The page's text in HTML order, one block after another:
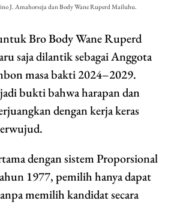
J. Amahorseja dan Body Wane Ruperd Mailuhu.
Bro Body Wane Ruperd
saja dilantik sebagai Anggota
masa bakti 2024–2029.
bukti bahwa harapan dan
dengan kerja keras
dengan sistem Proporsional
1977, pemilih hanya dapat
memilih kandidat secara